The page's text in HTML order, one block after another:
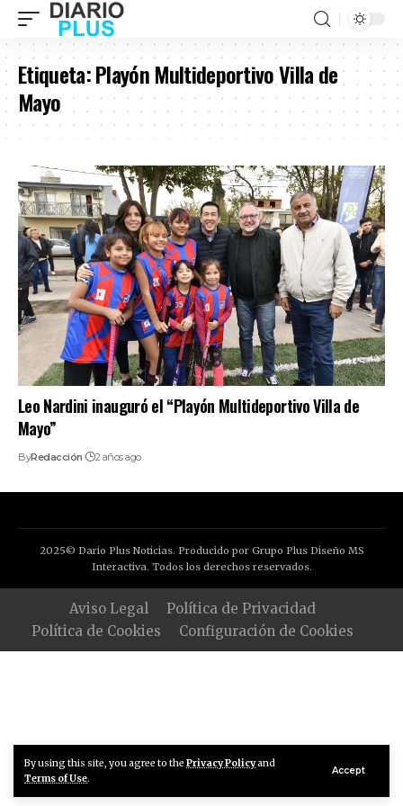
By using this site, you agree to the Privacy Policyand
Terms of Use.
Accept
Etiqueta:Playón Multideportivo Villa de
Mayo
Leo Nardini inauguró el “Playón Multideportivo Villa de
Mayo”
ByRedacción 2 años ago
2025© Dario Plus Noticias. Producido por Grupo Plus Diseño MS
Interactiva. Todos los derechos reservados.
Aviso Legal
Política de Privacidad
Política de Cookies
Configuración de Cookies